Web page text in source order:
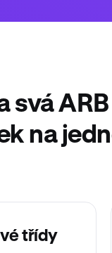
svá
na
třídy